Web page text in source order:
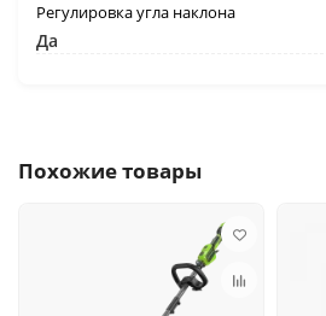
Регулировка угла наклона
Да
Похожие товары